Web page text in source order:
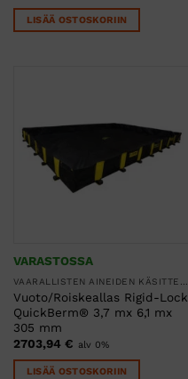
LISÄÄ OSTOSKORIIN
VARASTOSSA
Vuoto/Roiskeallas Rigid-Lock
QuickBerm® 3,7 mx 6,1 mx
305 mm
2703,94 € alv 0%
LISÄÄ OSTOSKORIIN